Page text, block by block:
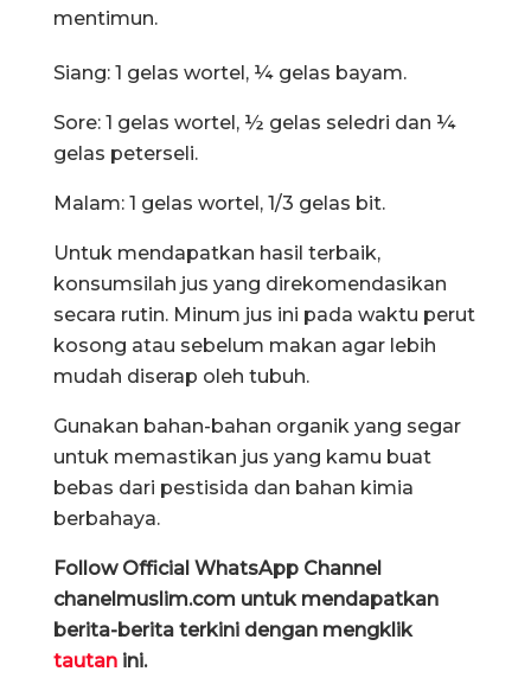
mentimun.
Siang: 1 gelas wortel, ¼ gelas bayam.
Sore: 1 gelas wortel, ½ gelas seledri dan ¼
gelas peterseli.
Malam: 1 gelas wortel, 1/3 gelas bit.
Untuk mendapatkan hasil terbaik,
konsumsilah jus yang direkomendasikan
secara rutin. Minum jus ini pada waktu perut
kosong atau sebelum makan agar lebih
mudah diserap oleh tubuh.
Gunakan bahan-bahan organik yang segar
untuk memastikan jus yang kamu buat
bebas dari pestisida dan bahan kimia
berbahaya.
Follow Official WhatsApp Channel
chanelmuslim.com untuk mendapatkan
berita-berita terkini dengan mengklik
tautan ini.